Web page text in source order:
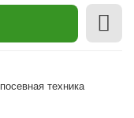
техника